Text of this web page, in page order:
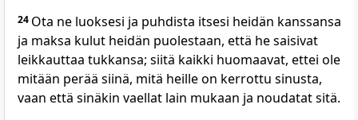
24 Ota ne luoksesi ja puhdista itsesi heidän kanssansa
ja maksa kulut heidän puolestaan, että he saisivat
leikkauttaa tukkansa; siitä kaikki huomaavat, ettei ole
mitään perää siinä, mitä heille on kerrottu sinusta,
vaan että sinäkin vaellat lain mukaan ja noudatat sitä.